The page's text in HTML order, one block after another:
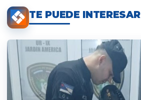
TE PUEDE INTERESAR